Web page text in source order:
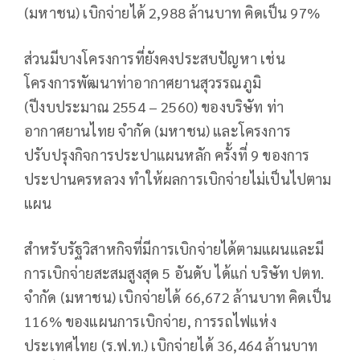
(มหาชน) เบิกจ่ายได้ 2,988 ล้านบาท คิดเป็น 97%
ส่วนมีบางโครงการที่ยังคงประสบปัญหา เช่น
โครงการพัฒนาท่าอากาศยานสุวรรณภูมิ
(ปีงบประมาณ 2554 – 2560) ของบริษัท ท่า
อากาศยานไทย จำกัด (มหาชน) และโครงการ
ปรับปรุงกิจการประปาแผนหลัก ครั้งที่ 9 ของการ
ประปานครหลวง ทำให้ผลการเบิกจ่ายไม่เป็นไปตาม
แผน
สำหรับรัฐวิสาหกิจที่มีการเบิกจ่ายได้ตามแผนและมี
การเบิกจ่ายสะสมสูงสุด 5 อันดับ ได้แก่ บริษัท ปตท.
จำกัด (มหาชน) เบิกจ่ายได้ 66,672 ล้านบาท คิดเป็น
116% ของแผนการเบิกจ่าย, การรถไฟแห่ง
ประเทศไทย (ร.ฟ.ท.) เบิกจ่ายได้ 36,464 ล้านบาท